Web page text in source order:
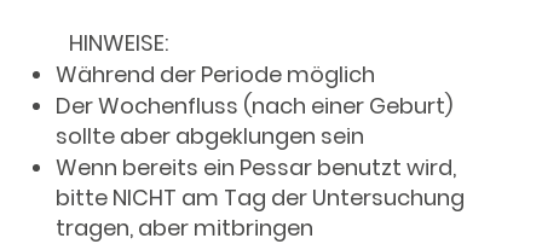
HINWEISE:
Während der Periode möglich
Der Wochenfluss (nach einer Geburt)
sollte aber abgeklungen sein
Wenn bereits ein Pessar benutzt wird,
bitte NICHT am Tag der Untersuchung
tragen, aber mitbringen